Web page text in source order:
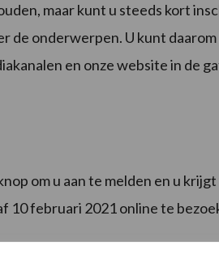
maar kunt u steeds kort
de onderwerpen. U kunt
en onze website in de
om u aan te melden en u
10 februari 2021 online te